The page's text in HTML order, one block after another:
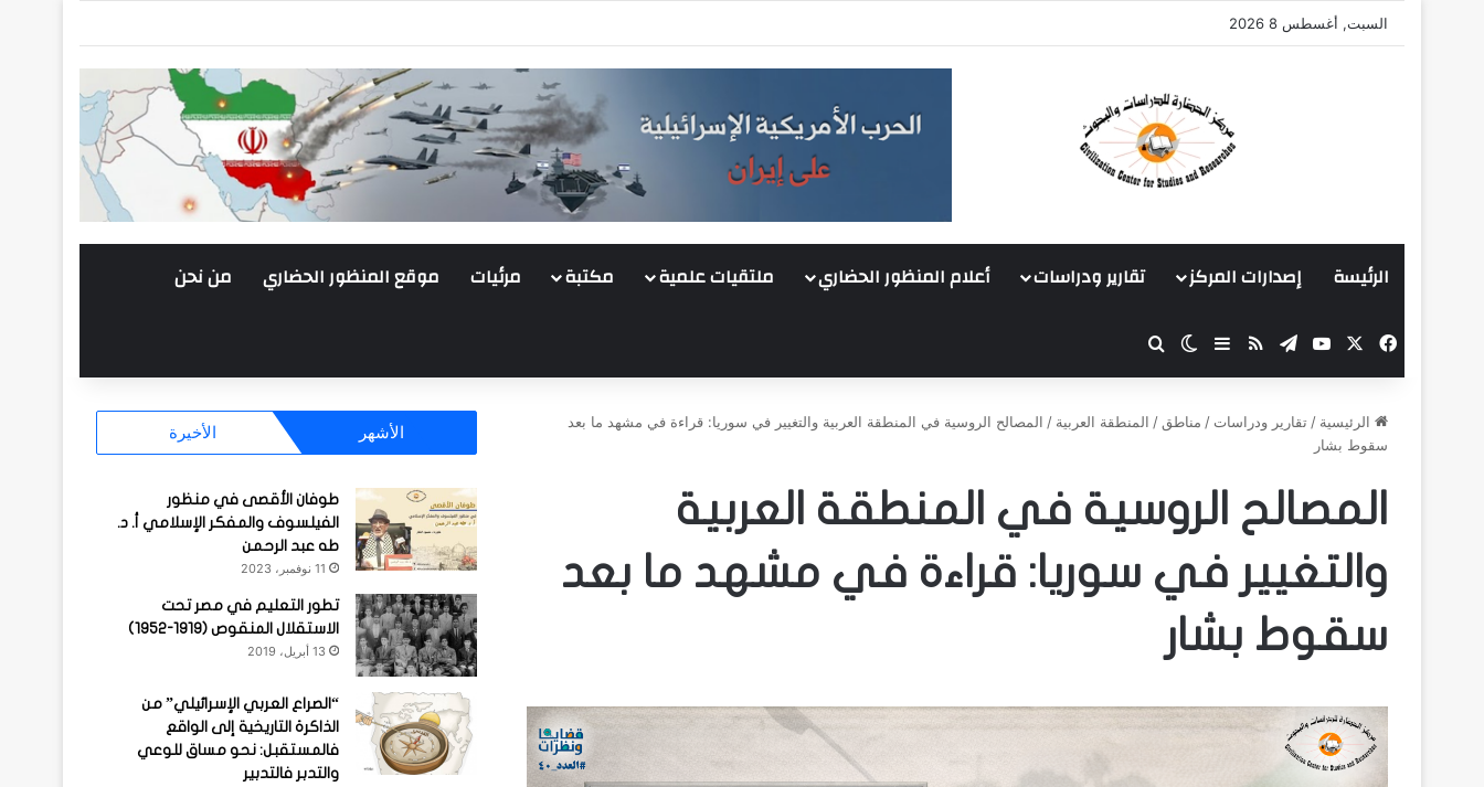
السبت, أغسطس 8 2026
الرئيسة إصدارات المركز تقارير ودراسات أعلام المنظور الحضاري ملتقيات علمية مكتبة مرئيات موقع المنظور الحضاري من نحن
فيسبوك ‫YouTube
تيلقرامملخص الموقع RSS
إضافة عمود جانبي
الوضع المظلم
بحث عن
الرئيسية /تقارير ودراسات / مناطق/ المنطقة العربية / المصالح الروسية في المنطقة العربية والتغيير في سوريا: قراءة في مشهد ما بعد
سقوط بشار
المصالح الروسية في المنطقة العربية
والتغيير في سوريا: قراءة في مشهد ما بعد
سقوط بشار
الأشهر الأخيرة
طوفان الأقصى في منظور
الفيلسوف والمفكر الإسلامي أ. د.
طه عبد الرحمن
11 نوفمبر، 2023
تطور التعليم في مصر تحت
الاستقلال المنقوص (1919-1952)
13 أبريل، 2019
“الصراع العربي الإسرائيلي” من
الذاكرة التاريخية إلى الواقع
فالمستقبل: نحو مساق للوعي
والتدبر فالتدبير